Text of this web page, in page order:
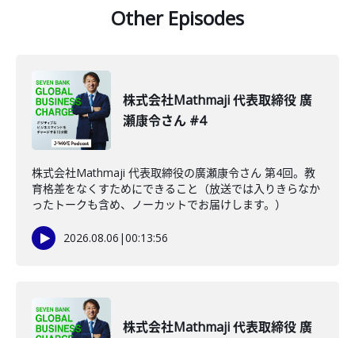
Other Episodes
株式会社Mathmaji 代表取締役 廣
瀬康令さん #4
株式会社Mathmaji 代表取締役の廣瀬康令さん 第4回。教
育格差をなくすためにできること（放送では入りきらなか
ったトークも含め、ノーカットでお届けします。）
2026.08.06 |00:13:56
株式会社Mathmaji 代表取締役 廣